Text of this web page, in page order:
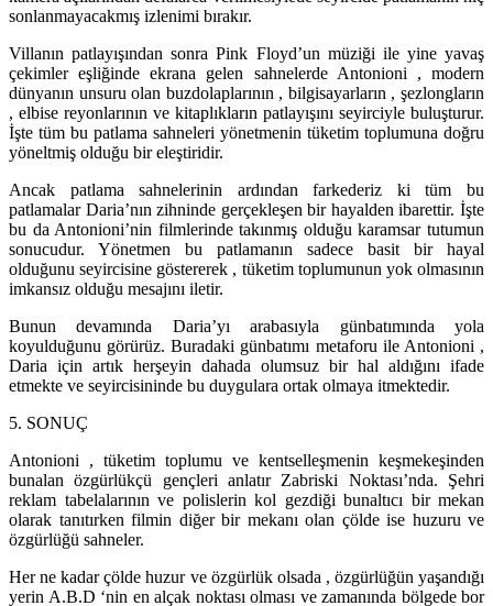
sonlanmayacakmış izlenimi bırakır.
Villanın patlayışından sonra Pink Floyd’un müziği ile yine yavaş
çekimler eşliğinde ekrana gelen sahnelerde Antonioni , modern
dünyanın unsuru olan buzdolaplarının , bilgisayarların , şezlongların
, elbise reyonlarının ve kitaplıkların patlayışını seyirciyle buluşturur.
İşte tüm bu patlama sahneleri yönetmenin tüketim toplumuna doğru
yöneltmiş olduğu bir eleştiridir.
Ancak patlama sahnelerinin ardından farkederiz ki tüm bu
patlamalar Daria’nın zihninde gerçekleşen bir hayalden ibarettir. İşte
bu da Antonioni’nin filmlerinde takınmış olduğu karamsar tutumun
sonucudur. Yönetmen bu patlamanın sadece basit bir hayal
olduğunu seyircisine göstererek , tüketim toplumunun yok olmasının
imkansız olduğu mesajını iletir.
Bunun devamında Daria’yı arabasıyla günbatımında yola
koyulduğunu görürüz. Buradaki günbatımı metaforu ile Antonioni ,
Daria için artık herşeyin dahada olumsuz bir hal aldığını ifade
etmekte ve seyircisininde bu duygulara ortak olmaya itmektedir.
5. SONUÇ
Antonioni , tüketim toplumu ve kentselleşmenin keşmekeşinden
bunalan özgürlükçü gençleri anlatır Zabriski Noktası’nda. Şehri
reklam tabelalarının ve polislerin kol gezdiği bunaltıcı bir mekan
olarak tanıtırken filmin diğer bir mekanı olan çölde ise huzuru ve
özgürlüğü sahneler.
Her ne kadar çölde huzur ve özgürlük olsada , özgürlüğün yaşandığı
yerin A.B.D ‘nin en alçak noktası olması ve zamanında bölgede bor